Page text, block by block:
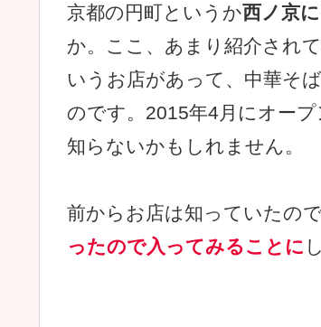
京都の円町というか西ノ京
か。ここ、あまり紹介され
いうお店があって、中華そ
のです。2015年4月にオー
知らないかもしれません。
前からお店は知っていたの
ったので入ってみることに